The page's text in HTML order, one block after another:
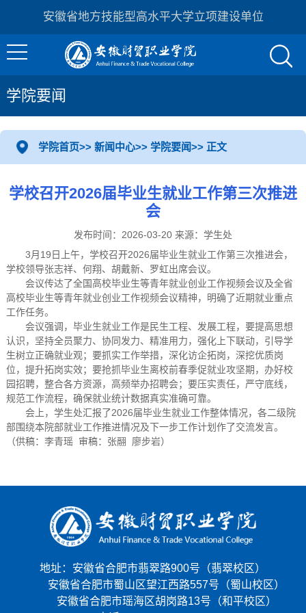
安徽省地方技能型高水平大学立项建设单位
学院要闻
学院首页>> 新闻中心>> 学院要闻>> 正文
学校召开2026届毕业生就业工作第三次推进
会
发布时间：2026-03-20 来源：学生处
3月19日上午，学校召开2026届毕业生就业工作第三次推进会，
学校领导张志祥、何翔、胡戴新、罗虹出席会议。
会议传达了全国高校毕业生等青年就业创业工作视频会议及全省
高校毕业生等青年就业创业工作视频会议精神，明确了近期就业重点
工作任务。
会议强调，毕业生就业工作是民生工程、发展工程，要提高思想
认识，坚持全员聚力、协同发力、精准用力，强化上下联动，引导学
生树立正确就业观；要抓实工作举措，深化访企拓岗，深挖优质岗
位，提升拓岗实效；要抢抓毕业生离校前春季促就业攻坚期，办好校
园招聘，整合各方资源，高频举办招聘会；要压实责任，严守底线，
规范工作流程，确保就业统计数据真实准确可靠。
会上，学生处汇报了2026届毕业生就业工作整体情况，各二级院
部围绕本院部就业工作推进情况及下一步工作计划作了交流发言。
（供稿：李青瑶 审稿：张翮 廖步岩）
地址：安徽省合肥市翡翠路900号（翡翠校区）
安徽省合肥市蜀山区望江西路557号（蜀山校区）
安徽省合肥市瑶海区胡岗路13号（和平校区）